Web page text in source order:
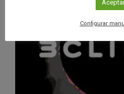
Configurar